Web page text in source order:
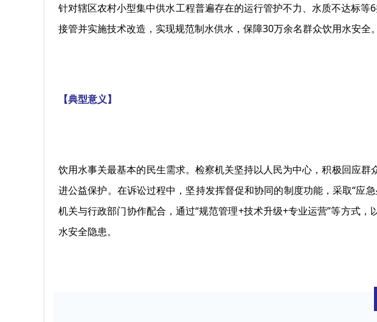
针对辖区农村小型集中供水工程普遍存在的运行管护不力、水质不达标
接管并实施技术改造， 实现规范制水供水 ，保障30万余名群众饮用水安全。
【典型意义】
饮用水事关最基本的民生需求。检察机关坚持以人民为中心，积极回应
进公益保护。在诉讼过程中，坚持发挥督促和协同的制度功能，采取“应
机关与行政部门协作配合，通过“规范管理+技术升级+专业运营”等方式
水安全隐患。